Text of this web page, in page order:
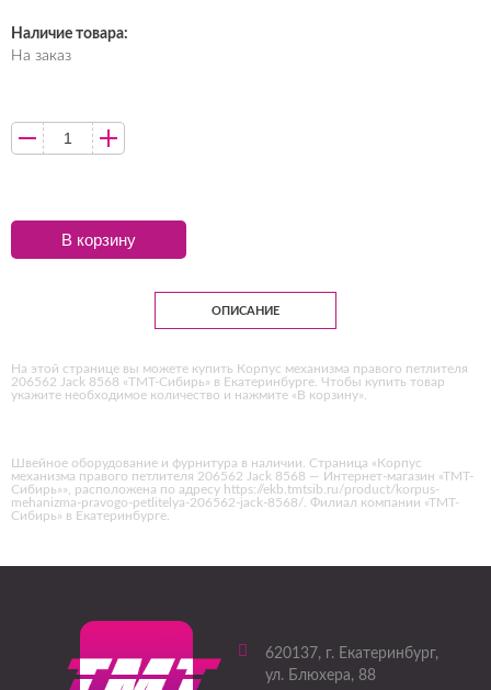
Наличие товара:
На заказ
В корзину
ОПИСАНИЕ
На этой странице вы можете купить Корпус механизма правого петлителя
206562 Jack 8568 «ТМТ-Сибирь» в Екатеринбурге. Чтобы купить товар
укажите необходимое количество и нажмите «В корзину».
Швейное оборудование и фурнитура в наличии. Страница «Корпус
механизма правого петлителя 206562 Jack 8568 — Интернет-магазин «ТМТ-
Сибирь»», расположена по адресу https://ekb.tmtsib.ru/product/korpus-
mehanizma-pravogo-petlitelya-206562-jack-8568/. Филиал компании «ТМТ-
Сибирь» в Екатеринбурге.
620137, г. Екатеринбург,
ул. Блюхера, 88